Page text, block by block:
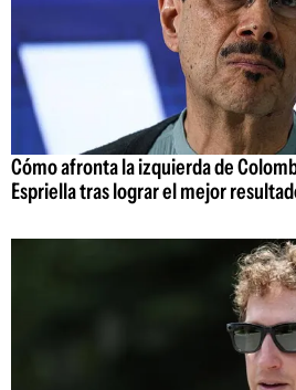
Cómo afronta la izquierda de
Espriella tras lograr el mejor